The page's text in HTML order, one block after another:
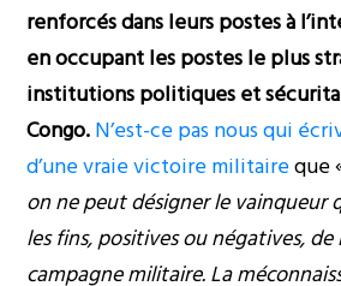
renforcés dans leurs postes à
en occupant les postes le plus
institutions politiques et
Congo.N’est-ce pas nous qui
d’une vraie victoire militaireque
on ne peut désigner le vainqueur
les fins, positives ou négatives,
campagne militaire. La